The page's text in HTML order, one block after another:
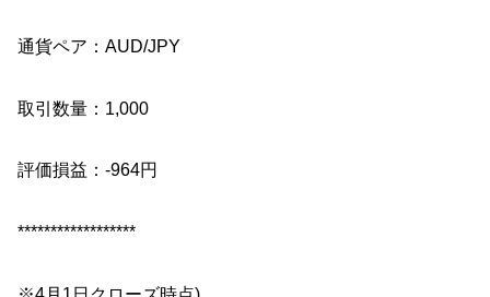
通貨ペア：AUD/JPY
取引数量：1,000
評価損益：-964円
******************